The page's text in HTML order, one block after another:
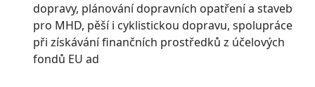
dopravy, plánování dopravních opatření a staveb
pro MHD, pěší i cyklistickou dopravu, spolupráce
při získávání finančních prostředků z účelových
fondů EU ad